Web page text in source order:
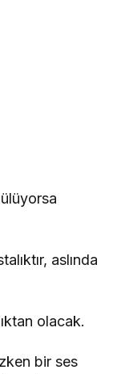
aslında
olacak.
bir ses